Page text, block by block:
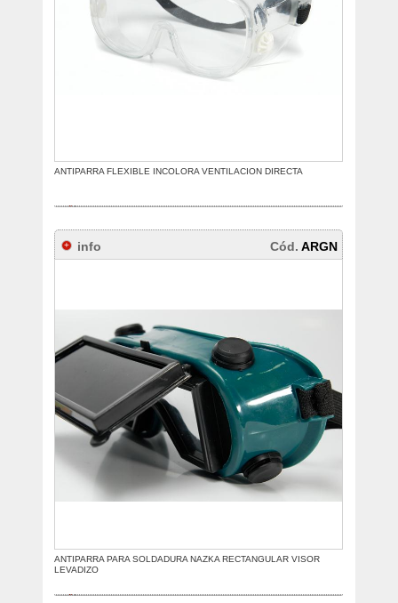
ANTIPARRA FLEXIBLE INCOLORA VENTILACION DIRECTA
info Cód.ARGN
ANTIPARRA PARA SOLDADURA NAZKA RECTANGULAR VISOR
LEVADIZO